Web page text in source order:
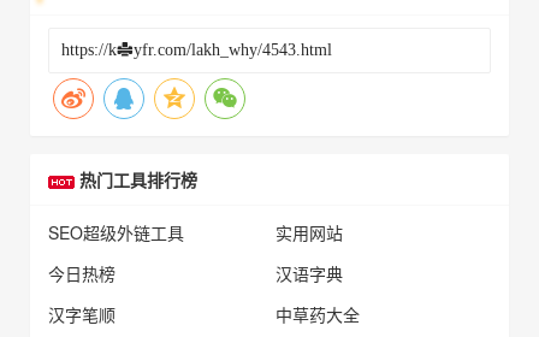
热门工具排行榜
SEO超级外链工具
实用网站
今日热榜
汉语字典
汉字笔顺
中草药大全